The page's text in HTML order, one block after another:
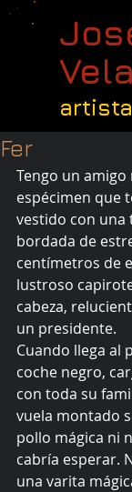
artista
Fer
Tengo un amigo
espécimen que
vestido con una
bordada de
centímetros de
lustroso
cabeza,
un presidente.
Cuando llega al
coche negro,
con toda su
vuela montado
pollo mágica ni
cabría esperar.
una varita